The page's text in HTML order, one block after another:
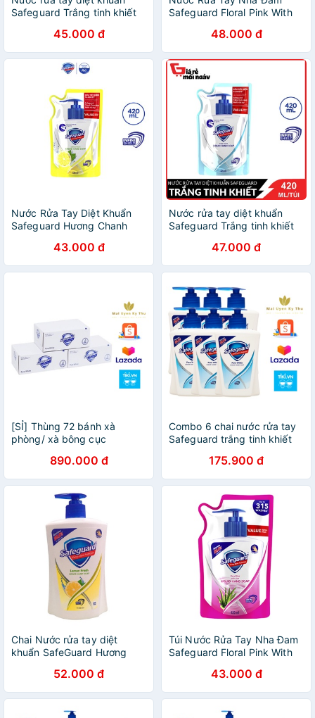
Safeguard Trắng tinh khiết
45.000 đ
Safeguard Floral Pink With
48.000 đ
Nước Rửa Tay Diệt Khuẩn
Safeguard Hương Chanh
43.000 đ
Nước rửa tay diệt khuẩn
Safeguard Trắng tinh khiết
47.000 đ
[SỈ] Thùng 72 bánh xà
phòng/ xà bông cục
890.000 đ
Combo 6 chai nước rửa tay
Safeguard trắng tinh khiết
175.900 đ
Chai Nước rửa tay diệt
khuẩn SafeGuard Hương
52.000 đ
Túi Nước Rửa Tay Nha Đam
Safeguard Floral Pink With
43.000 đ